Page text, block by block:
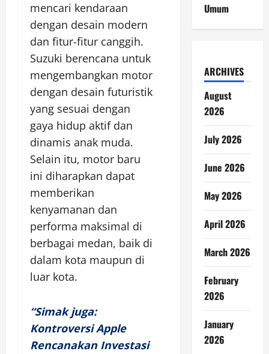
mencari kendaraan
dengan desain modern
dan fitur-fitur canggih.
Suzuki berencana untuk
mengembangkan motor
dengan desain futuristik
yang sesuai dengan
gaya hidup aktif dan
dinamis anak muda.
Selain itu, motor baru
ini diharapkan dapat
memberikan
kenyamanan dan
performa maksimal di
berbagai medan, baik di
dalam kota maupun di
luar kota.
“Simak juga:
Kontroversi Apple
Rencanakan Investasi
Umum
ARCHIVES
August
2026
July 2026
June 2026
May 2026
April 2026
March 2026
February
2026
January
2026